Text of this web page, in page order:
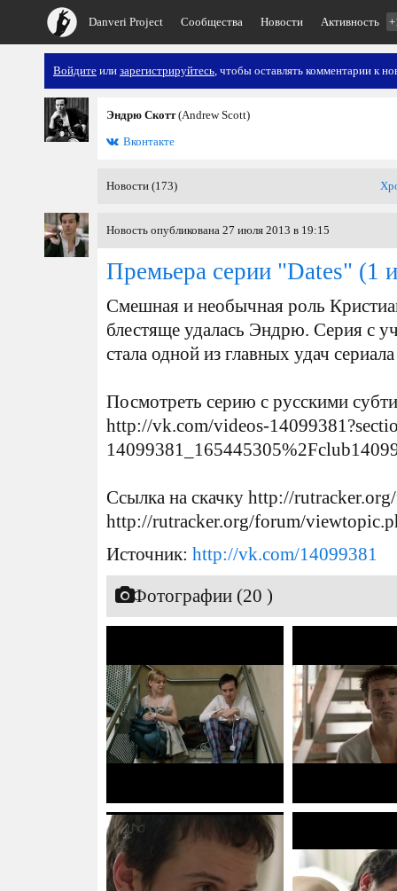
Danveri Project Сообщества Новости Активность
Войдите или зарегистрируйтесь, чтобы оставлять комментарии к
Эндрю Скотт(Andrew Scott)
Вконтакте
Новости (173)
Новость опубликована 27 июля 2013 в 19:15
Премьера серии "Dates" (1
Смешная и необычная роль
блестяще удалась Эндрю. Серия с
стала одной из главных удач
Посмотреть серию с русскими
http://vk.com/videos-
Ссылка на скачку http://
http://rutracker.org/forum/
Источник: http://vk.com/14099381
Фотографии (20 )